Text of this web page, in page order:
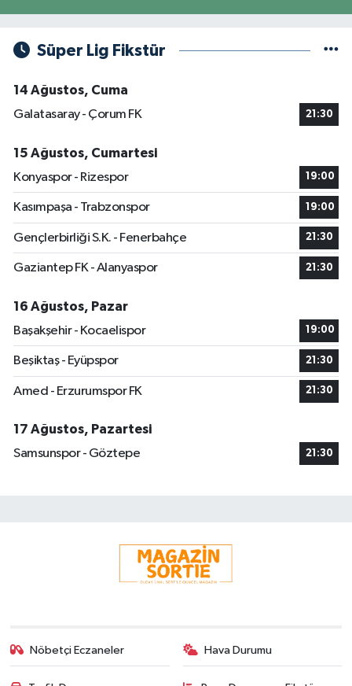
Süper Lig Fikstür
14 Ağustos, Cuma
Galatasaray - Çorum FK
21:30
15 Ağustos, Cumartesi
Konyaspor - Rizespor
19:00
Kasımpaşa - Trabzonspor 19:00
Gençlerbirliği S.K. - Fenerbahçe 21:30
Gaziantep FK - Alanyaspor 21:30
16 Ağustos, Pazar
Başakşehir - Kocaelispor
19:00
Beşiktaş - Eyüpspor 21:30
Amed - Erzurumspor FK 21:30
17 Ağustos, Pazartesi
Samsunspor - Göztepe
21:30
Nöbetçi Eczaneler Hava Durumu